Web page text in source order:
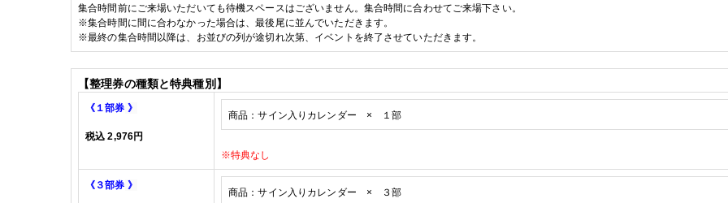
集合時間前にご来場いただいても待機スペースはございません。集合時間に合わせてご来場下さい。
※集合時間に間に合わなかった場合は、最後尾に並んでいただきます。
※最終の集合時間以降は、お並びの列が途切れ次第、イベントを終了させていただきます。
【整理券の種類と特典種別】
《１部券 》
税込 2,976円
商品：サイン入りカレンダー × １部
※特典なし
《３部券 》
商品：サイン入りカレンダー × ３部